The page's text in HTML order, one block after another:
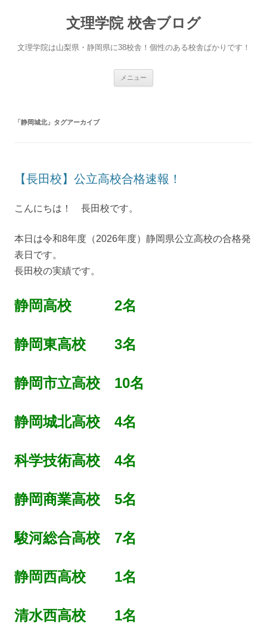
文理学院 校舎ブログ
文理学院は山梨県・静岡県に38校舎！個性のある校舎ばかりです！
メニュー
「静岡城北」タグアーカイブ
【長田校】公立高校合格速報！
こんにちは！ 長田校です。
本日は令和8年度（2026年度）静岡県公立高校の合格発
表日です。
長田校の実績です。
静岡高校 2名
静岡東高校 3名
静岡市立高校 10名
静岡城北高校 4名
科学技術高校 4名
静岡商業高校 5名
駿河総合高校 7名
静岡西高校 1名
清水西高校 1名